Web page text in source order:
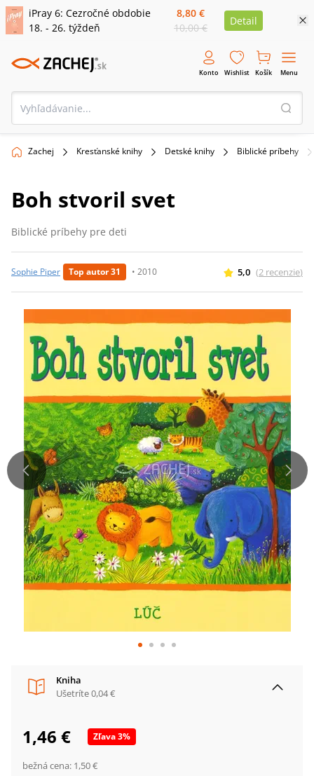
iPray 6: Cezročné obdobie
18. - 26. týždeň
8,80 €
10,00 €
Detail
Konto Wishlist Košík Menu
Zachej Kresťanské knihy Detské knihy Biblické príbehy
Boh stvoril svet
Biblické príbehy pre deti
Sophie Piper Top autor 31 • 2010 5,0 (2 recenzie)
Kniha
Ušetríte0,04 €
1,46 € Zľava3%
bežná cena: 1,50 €